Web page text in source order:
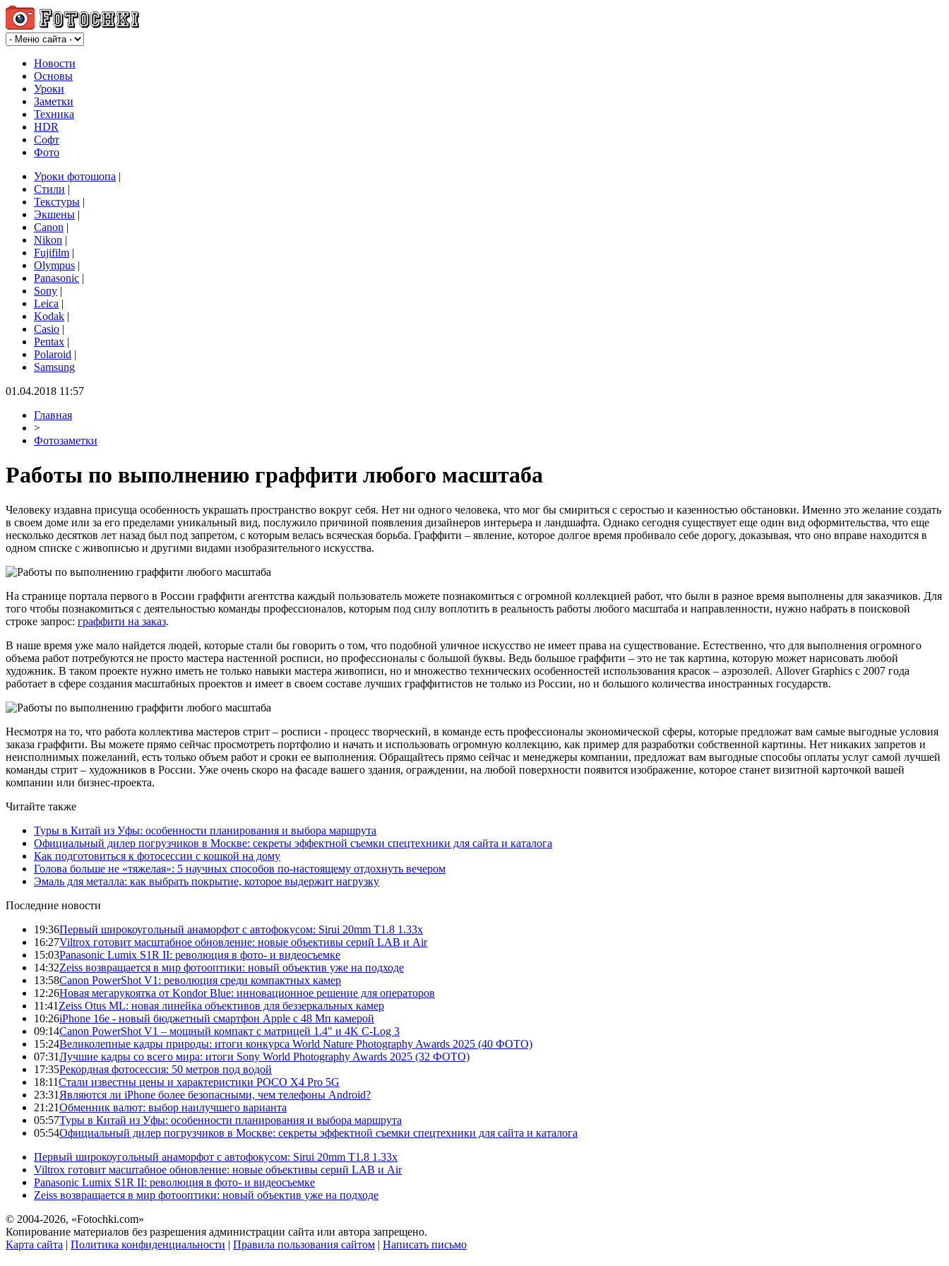
Новости
Основы
Уроки
Заметки
Техника
HDR
Софт
Фото
Уроки фотошопа |
Стили |
Текстуры |
Экшены |
Canon |
Nikon |
Fujifilm |
Olympus |
Panasonic |
Sony |
Leica |
Kodak |
Casio |
Pentax |
Polaroid |
Samsung
01.04.2018 11:57
Главная
>
Фотозаметки
Работы по выполнению граффити любого масштаба
Человеку издавна присуща особенность украшать пространство вокруг себя. Нет ни одного человека, что мог бы смириться с серостью и казенностью обстановки. Именно это желание создать
в своем доме или за его пределами уникальный вид, послужило причиной появления дизайнеров интерьера и ландшафта. Однако сегодня существует еще один вид оформительства, что еще
несколько десятков лет назад был под запретом, с которым велась всяческая борьба. Граффити – явление, которое долгое время пробивало себе дорогу, доказывая, что оно вправе находится в
одном списке с живописью и другими видами изобразительного искусства.
На странице портала первого в России граффити агентства каждый пользователь можете познакомиться с огромной коллекцией работ, что были в разное время выполнены для заказчиков. Для
того чтобы познакомиться с деятельностью команды профессионалов, которым под силу воплотить в реальность работы любого масштаба и направленности, нужно набрать в поисковой
строке запрос: граффити на заказ.
В наше время уже мало найдется людей, которые стали бы говорить о том, что подобной уличное искусство не имеет права на существование. Естественно, что для выполнения огромного
объема работ потребуются не просто мастера настенной росписи, но профессионалы с большой буквы. Ведь большое граффити – это не так картина, которую может нарисовать любой
художник. В таком проекте нужно иметь не только навыки мастера живописи, но и множество технических особенностей использования красок – аэрозолей. Allover Graphics с 2007 года
работает в сфере создания масштабных проектов и имеет в своем составе лучших граффитистов не только из России, но и большого количества иностранных государств.
Несмотря на то, что работа коллектива мастеров стрит – росписи - процесс творческий, в команде есть профессионалы экономической сферы, которые предложат вам самые выгодные условия
заказа граффити. Вы можете прямо сейчас просмотреть портфолио и начать и использовать огромную коллекцию, как пример для разработки собственной картины. Нет никаких запретов и
неисполнимых пожеланий, есть только объем работ и сроки ее выполнения. Обращайтесь прямо сейчас и менеджеры компании, предложат вам выгодные способы оплаты услуг самой лучшей
команды стрит – художников в России. Уже очень скоро на фасаде вашего здания, ограждении, на любой поверхности появится изображение, которое станет визитной карточкой вашей
компании или бизнес-проекта.
Читайте также
Туры в Китай из Уфы: особенности планирования и выбора маршрута
Официальный дилер погрузчиков в Москве: секреты эффектной съемки спецтехники для сайта и каталога
Как подготовиться к фотосессии с кошкой на дому
Голова больше не «тяжелая»: 5 научных способов по-настоящему отдохнуть вечером
Эмаль для металла: как выбрать покрытие, которое выдержит нагрузку
Последние новости
19:36Первый широкоугольный анаморфот с автофокусом: Sirui 20mm T1.8 1.33x
16:27Viltrox готовит масштабное обновление: новые объективы серий LAB и Air
15:03Panasonic Lumix S1R II: революция в фото- и видеосъемке
14:32Zeiss возвращается в мир фотооптики: новый объектив уже на подходе
13:58Canon PowerShot V1: революция среди компактных камер
12:26Новая мегарукоятка от Kondor Blue: инновационное решение для операторов
11:41 Zeiss Otus ML: новая линейка объективов для беззеркальных камер
10:26iPhone 16e - новый бюджетный смартфон Apple с 48 Мп камерой
09:14Canon PowerShot V1 – мощный компакт с матрицей 1.4" и 4K C-Log 3
15:24Великолепные кадры природы: итоги конкурса World Nature Photography Awards 2025 (40 ФОТО)
07:31Лучшие кадры со всего мира: итоги Sony World Photography Awards 2025 (32 ФОТО)
17:35Рекордная фотосессия: 50 метров под водой
18:11Стали известны цены и характеристики POCO X4 Pro 5G
23:31 Являются ли iPhone более безопасными, чем телефоны Android?
21:21Обменник валют: выбор наилучшего варианта
05:57Туры в Китай из Уфы: особенности планирования и выбора маршрута
05:54Официальный дилер погрузчиков в Москве: секреты эффектной съемки спецтехники для сайта и каталога
Первый широкоугольный анаморфот с автофокусом: Sirui 20mm T1.8 1.33x
Viltrox готовит масштабное обновление: новые объективы серий LAB и Air
Panasonic Lumix S1R II: революция в фото- и видеосъемке
Zeiss возвращается в мир фотооптики: новый объектив уже на подходе
© 2004-2026, «Fotochki.com»
Копирование материалов без разрешения администрации сайта или автора запрещено.
Карта сайта | Политика конфиденциальности | Правила пользования сайтом | Написать письмо